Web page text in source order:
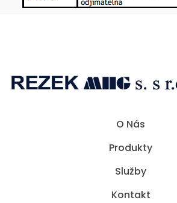
O Nás
Produkty
Služby
Kontakt